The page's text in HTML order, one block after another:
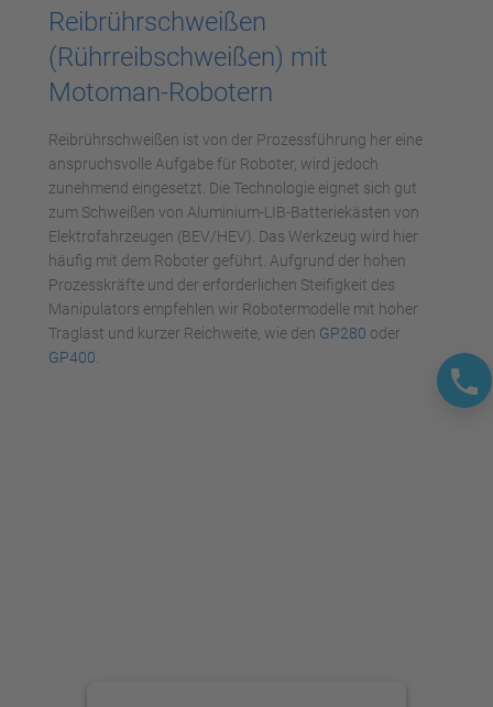
powered by
Usercentrics Consent
Management Platform
Reibrührschweißen
(Rührreibschweißen) mit
Motoman-Robotern
Reibrührschweißen ist von der Prozessführung her eine
anspruchsvolle Aufgabe für Roboter, wird jedoch
zunehmend eingesetzt. Die Technologie eignet sich gut
zum Schweißen von Aluminium-LIB-Batteriekästen von
Elektrofahrzeugen (BEV/HEV). Das Werkzeug wird hier
häufig mit dem Roboter geführt. Aufgrund der hohen
Prozesskräfte und der erforderlichen Steifigkeit des
Manipulators empfehlen wir Robotermodelle mit hoher
Traglast und kurzer Reichweite, wie den GP280 oder
GP400